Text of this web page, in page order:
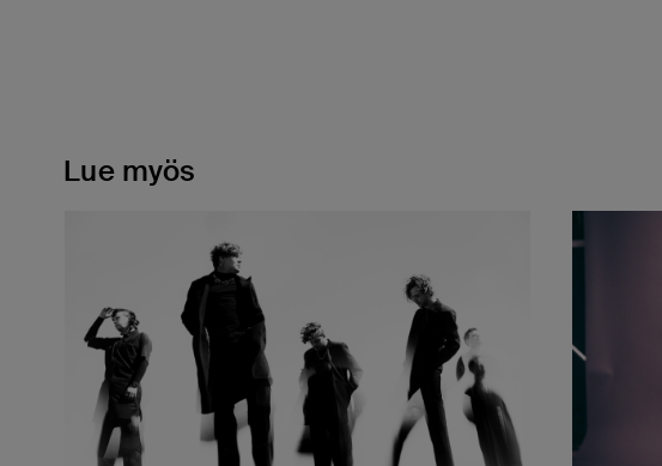
Lue myös